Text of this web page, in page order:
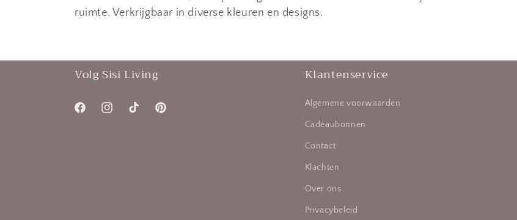
ruimte. Verkrijgbaar in diverse kleuren en designs.
Volg Sisi Living
FacebookInstagramTikTok Pinterest
Klantenservice
Algemene voorwaarden
Cadeaubonnen
Contact
Klachten
Over ons
Privacybeleid